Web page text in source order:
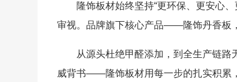
隆饰板材始终坚持“更环保、更安心
审视。品牌旗下核心产品——隆饰丹香板
从源头杜绝甲醛添加，到全生产链
威背书——隆饰板材用每一步的扎实积累